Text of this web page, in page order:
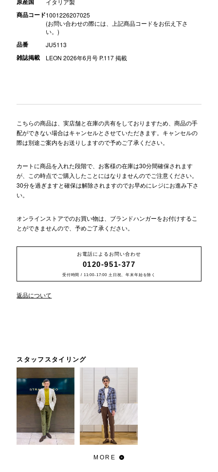
商品コード1001226207025
(お問い合わせの際には、上記商品コードをお伝え下さ
い。)
品番 JU5113
雑誌掲載 LEON 2026年6月号 P.117 掲載
こちらの商品は、実店舗と在庫の共有をしておりますため、商品の手
配ができない場合はキャンセルとさせていただきます。キャンセルの
際は別途ご案内をお送りしますので予めご了承ください。
カートに商品を入れた段階で、お客様の在庫は30分間確保されます
が、この時点でご購入したことにはなりませんのでご注意ください。
30分を過ぎますと確保は解除されますのでお早めにレジにお進み下さ
い。
オンラインストアでのお買い物は、ブランドハンガーをお付けするこ
とができませんので、予めご了承ください。
お電話によるお問い合わせ
0120-951-377
受付時間 / 11:00-17:00 土日祝、年末年始を除く
返品について
スタッフスタイリング
MORE